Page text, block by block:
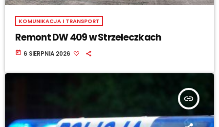
KOMUNIKACJA I TRANSPORT
Remont DW 409 w Strzeleczkach
today 6 SIERPNIA 2026
insert_link